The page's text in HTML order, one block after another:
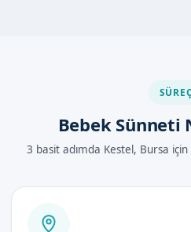
etmesi için lokal anestezi
İlk olarak, bebek hazırlanır.
İşlem sırasında bebeklerin rahat
Güvenli ve hijyenik ortamda
SÜREÇ
Bebek Sünneti
3 basit adımda Kestel, Bursa